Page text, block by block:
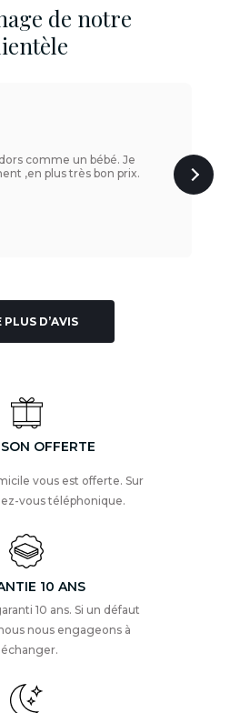
de notre
comme un bébé. Je
,en plus très bon prix.
PLUS D’AVIS
OFFERTE
vous est offerte. Sur
vous téléphonique.
10 ANS
10 ans. Si un défaut
nous engageons à